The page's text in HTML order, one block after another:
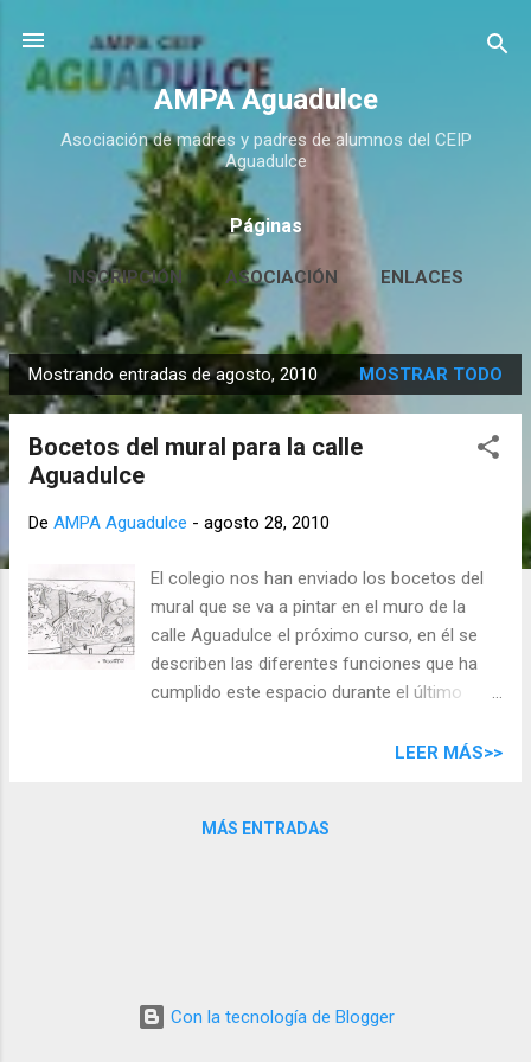
Ir al contenido principal
AMPA Aguadulce
Asociación de madres y padres de alumnos del CEIP
Aguadulce
Páginas
INSCRIPCIÓN ASOCIACIÓN ENLACES
CONTACTO MÁS… HUERTO ESCOLAR
E
n
Mostrando entradas de agosto, 2010 MOSTRAR TODO
Bocetos del mural para la calle
Aguadulce
De AMPA Aguadulce - agosto 28, 2010
El colegio nos han enviado los bocetos del
mural que se va a pintar en el muro de la
calle Aguadulce el próximo curso, en él se
describen las diferentes funciones que ha
cumplido este espacio durante el último
(hacer click en las imágenes para verlas a
LEER MÁS>>
MÁS ENTRADAS
Con la tecnología de Blogger